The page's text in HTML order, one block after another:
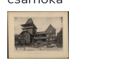
About us